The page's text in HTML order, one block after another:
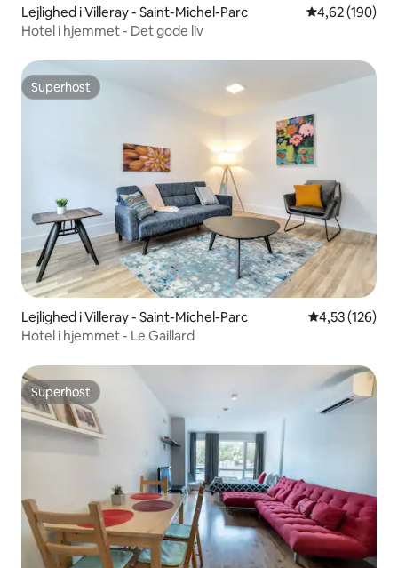
Lejlighed i Villeray - Saint-Michel-Parc 4,62 ud af 5 i
4,62 (190)
Hotel i hjemmet - Det gode liv
Superhost
Superhost
Lejlighed i Villeray - Saint-Michel-Parc 4,53 ud af 5 i
4,53 (126)
Hotel i hjemmet - Le Gaillard
Superhost
Superhost